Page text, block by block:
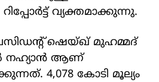
വ്യക്തമാക്കുന്നു.
ഷെയ്ഖ് മുഹമ്മദ്
നഹ്യാന്‍ ആണ്
4,078 കോടി മൂല്യം